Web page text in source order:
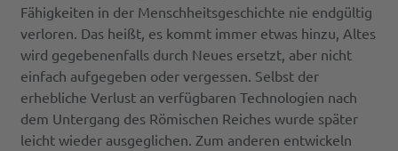
Fähigkeiten in der Menschheitsgeschichte nie endgültig
verloren. Das heißt, es kommt immer etwas hinzu, Altes
wird gegebenenfalls durch Neues ersetzt, aber nicht
einfach aufgegeben oder vergessen. Selbst der
erhebliche Verlust an verfügbaren Technologien nach
dem Untergang des Römischen Reiches wurde später
leicht wieder ausgeglichen. Zum anderen entwickeln